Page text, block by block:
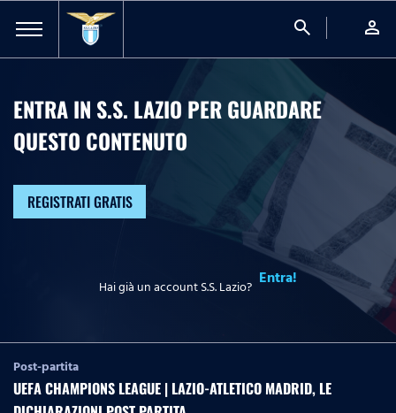
search person
ENTRA IN S.S. LAZIO PER GUARDARE
QUESTO CONTENUTO
REGISTRATI GRATIS
Hai già un account S.S. Lazio? Entra!
Post-partita
UEFA CHAMPIONS LEAGUE | LAZIO-ATLETICO MADRID, LE